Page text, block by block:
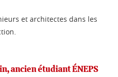
et architectes dans les
ancien étudiant ÉNEPS